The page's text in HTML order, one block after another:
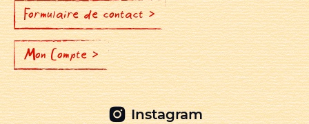
Formulaire de contact >
Mon Compte >
Instagram